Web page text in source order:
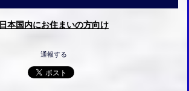
日本国内にお住まいの方向け
通報する